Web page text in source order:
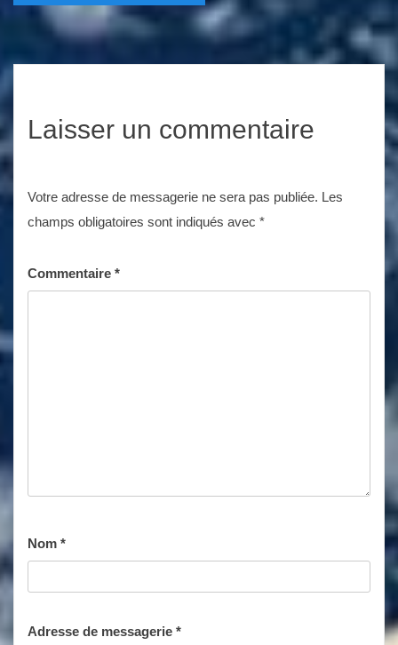
l’article
Laisser un commentaire
Votre adresse de messagerie ne sera pas publiée. Les
champs obligatoires sont indiqués avec *
Commentaire *
Nom *
Adresse de messagerie *